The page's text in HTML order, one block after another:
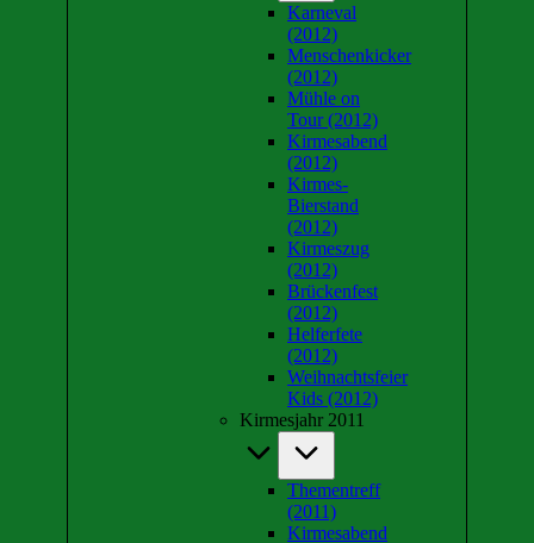
Karneval
(2012)
Menschenkicker
(2012)
Mühle on
Tour (2012)
Kirmesabend
(2012)
Kirmes-
Bierstand
(2012)
Kirmeszug
(2012)
Brückenfest
(2012)
Helferfete
(2012)
Weihnachtsfeier
Kids (2012)
Kirmesjahr 2011
Thementreff
(2011)
Kirmesabend